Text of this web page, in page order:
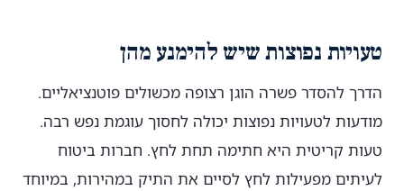
טעויות נפוצות שיש להימנע מהן
הדרך להסדר פשרה הוגן רצופה מכשולים פוטנציאליים.
מודעות לטעויות נפוצות יכולה לחסוך עוגמת נפש רבה.
טעות קריטית היא חתימה תחת לחץ. חברות ביטוח
לעיתים מפעילות לחץ לסיים את התיק במהירות, במיוחד